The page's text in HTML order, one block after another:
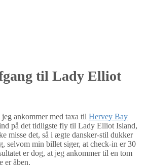
til Lady Elliot
ankommer med taxa til Hervey Bay
på det tidligste fly til Lady Elliot Island,
misse det, så i ægte dansker-stil dukker
selvom min billet siger, at check-in er 30
er dog, at jeg ankommer til en tom
er åben.